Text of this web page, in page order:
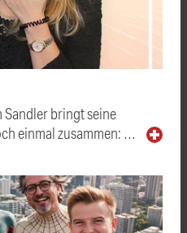
bringt seine
einmal zusammen: …